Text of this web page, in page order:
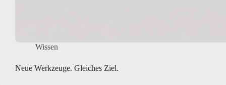
Wissen
Neue Werkzeuge. Gleiches Ziel.